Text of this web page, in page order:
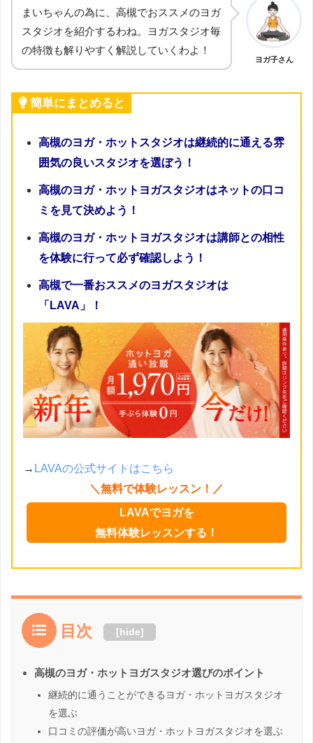
まいちゃんの為に、高槻でおススメのヨガ
スタジオを紹介するわね。ヨガスタジオ毎
の特徴も解りやすく解説していくわよ！
ヨガ子さん
簡単にまとめると
高槻のヨガ・ホットスタジオは継続的に通える雰
囲気の良いスタジオを選ぼう！
高槻のヨガ・ホットヨガスタジオはネットの口コ
ミを見て決めよう！
高槻のヨガ・ホットヨガスタジオは講師との相性
を体験に行って必ず確認しよう！
高槻で一番おススメのヨガスタジオは
「LAVA」！
→ LAVAの公式サイトはこちら
＼無料で体験レッスン！／
LAVAでヨガを
無料体験レッスンする！
目次 [hide]
高槻のヨガ・ホットヨガスタジオ選びのポイント
継続的に通うことができるヨガ・ホットヨガスタジオ
を選ぶ
口コミの評価が高いヨガ・ホットヨガスタジオを選ぶ